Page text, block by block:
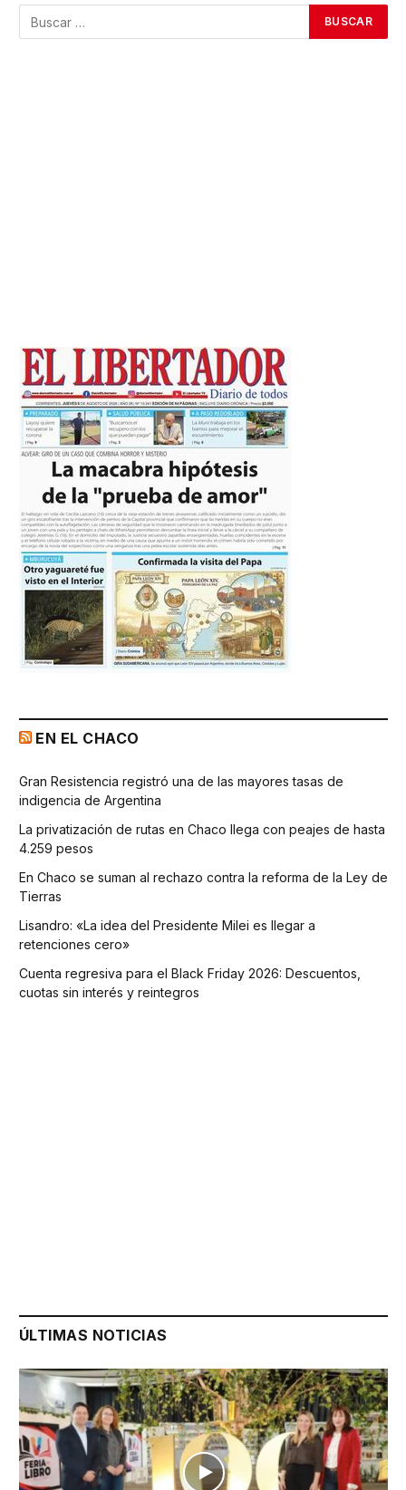
EN EL CHACO
Gran Resistencia registró una de las mayores tasas de
indigencia de Argentina
La privatización de rutas en Chaco llega con peajes de hasta
4.259 pesos
En Chaco se suman al rechazo contra la reforma de la Ley de
Tierras
Lisandro: «La idea del Presidente Milei es llegar a
retenciones cero»
Cuenta regresiva para el Black Friday 2026: Descuentos,
cuotas sin interés y reintegros
ÚLTIMAS NOTICIAS